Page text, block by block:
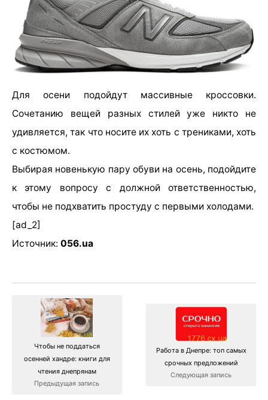
Для осени подойдут массивные кроссовки.
Сочетанию вещей разных стилей уже никто не
удивляется, так что носите их хоть с трениками, хоть
с костюмом.
Выбирая новенькую пару обуви на осень, подойдите
к этому вопросу с должной ответственностью,
чтобы не подхватить простуду с первыми холодами.
[ad_2]
Источник: 056.ua
Чтобы не поддаться
осенней хандре: книги для
чтения днепрянам
Предыдущая запись
Работа в Днепре: топ самых
срочных предложений
Следующая запись